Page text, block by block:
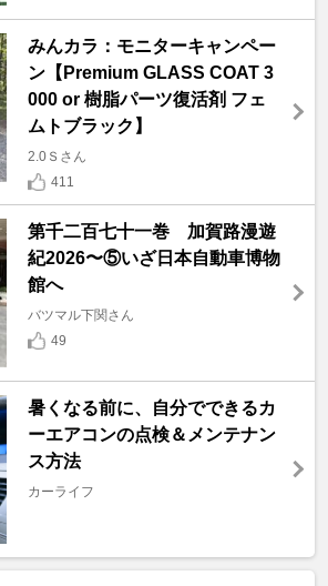
みんカラ：モニターキャンペー
ン【Premium GLASS COAT 3
000 or 樹脂パーツ復活剤 フェ
ムトブラック】
2.0Ｓさん
411
第千二百七十一巻 加賀路漫遊
紀2026〜⑤いざ日本自動車博物
館へ
バツマル下関さん
49
暑くなる前に、自分でできるカ
ーエアコンの点検＆メンテナン
ス方法
カーライフ